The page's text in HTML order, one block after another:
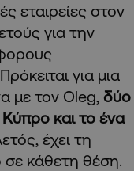
εταιρείες στον
για την
για μια
με τον Oleg, δύο
και το ένα
έχει τη
σε κάθετη θέση.